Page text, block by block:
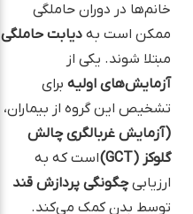
خانم‌ها در دوران حاملگی
ممکن است به دیابت حاملگی
مبتلا شوند. یکی از
آزمایش‌های اولیه برای
تشخیص این گروه از بیماران،
(آزمایش غربالگری چالش
گلوکز (GCT)
است که به
ارزیابیچگونگی پردازش قند
توسط بدن کمک می‌کند.